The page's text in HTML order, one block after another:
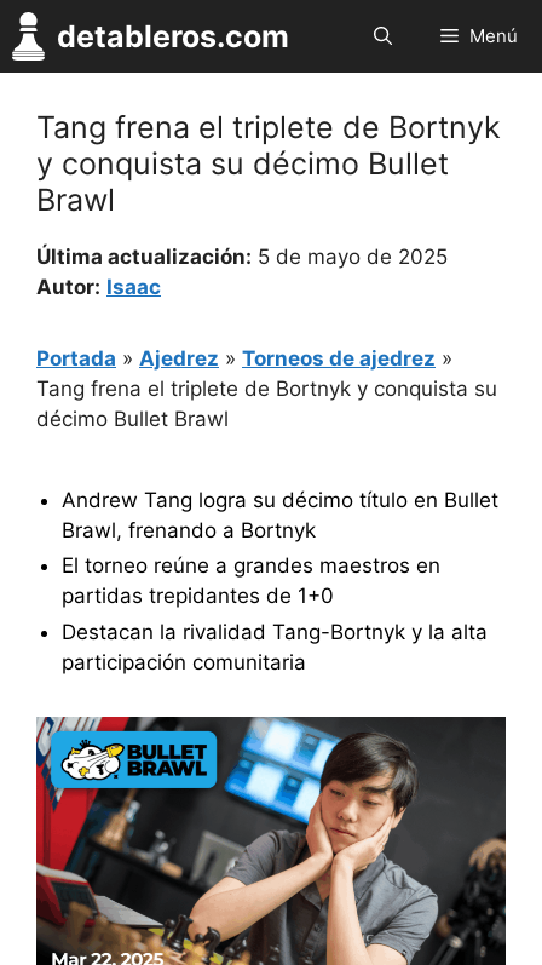
Saltar
al
contenido
detableros.com Menú
Tang frena el triplete de Bortnyk
y conquista su décimo Bullet
Brawl
Última actualización: 5 de mayo de 2025
Autor: Isaac
Portada » Ajedrez » Torneos de ajedrez »
Tang frena el triplete de Bortnyk y conquista su
décimo Bullet Brawl
Andrew Tang logra su décimo título en Bullet
Brawl, frenando a Bortnyk
El torneo reúne a grandes maestros en
partidas trepidantes de 1+0
Destacan la rivalidad Tang-Bortnyk y la alta
participación comunitaria